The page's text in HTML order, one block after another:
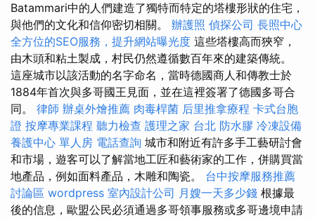
Batammari中的人們建造了獨特而特定的塔樓形狀的住宅，
與他們的文化和信仰密切相關。 辦護照 偵探公司 長照中心
全方位的SEO服務，提升網站曝光度 這些塔樓高而狹窄，
由木頭和粘土製成，村民仍然遵循數百年來的建築傳統。
這座城市以該活動的名字命名，當時德國商人和傳教士於
1884年首次與多哥國王見面，並在這裡簽署了德國多哥合
同。 律師 辦桌外燴推薦 肉毒桿菌 后里推拿療程 卡式台胞
證 按摩專業課程 聽力檢查 護理之家 台北 防水膠 冷凍設備
養護中心 單人房 電話查詢 城市和附近有許多手工藝研討會
和市場，遊客可以了解當地工匠和藝術家的工作，併購買當
地產品，例如面料產品，木雕和陶瓷。 台中按摩服務推薦
討論區 wordpress 室內設計公司 月嫂一天多少錢 根據最
後的信息，歐盟公民必須通過多哥領事服務或多哥邊境申請